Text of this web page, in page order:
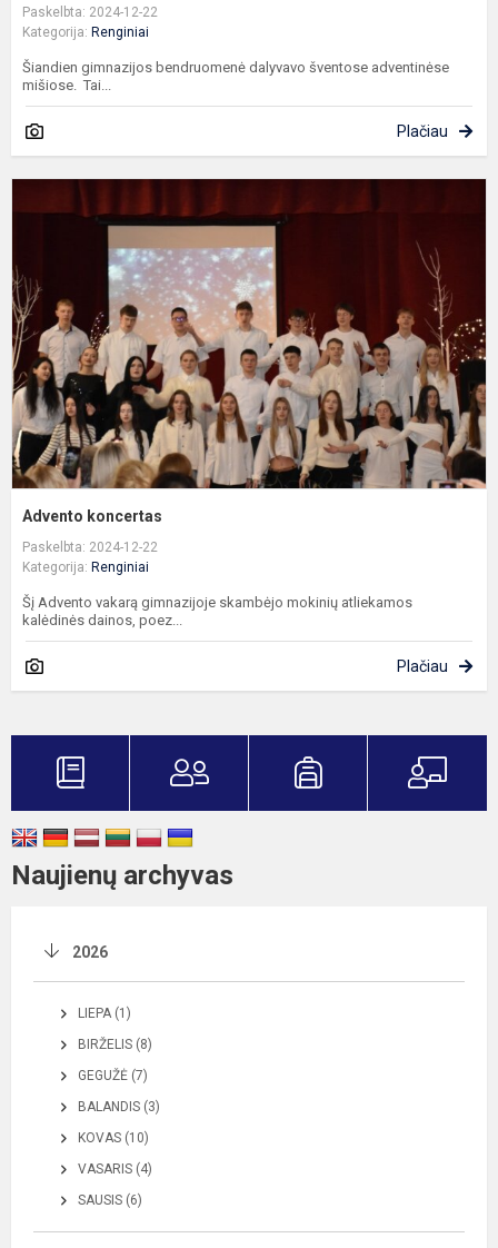
Paskelbta: 2024-12-22
Kategorija: Renginiai
Šiandien gimnazijos bendruomenė dalyvavo šventose adventinėse
mišiose. Tai...
Plačiau
Advento koncertas
Paskelbta: 2024-12-22
Kategorija: Renginiai
Šį Advento vakarą gimnazijoje skambėjo mokinių atliekamos
kalėdinės dainos, poez...
Plačiau
Naujienų archyvas
2026
LIEPA (1)
BIRŽELIS (8)
GEGUŽĖ (7)
BALANDIS (3)
KOVAS (10)
VASARIS (4)
SAUSIS (6)